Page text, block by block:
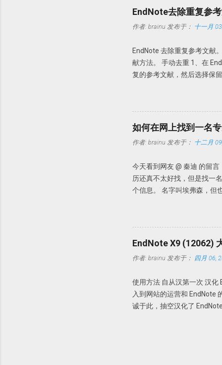
时可以缺少部分内容，如摘
命名：PDF Auto
件名都以原始名称。这样做
知道。 此处Endnote X7升
PDF文档。 具体设置 Edit-
Author + Year，今后导入的
EndNote去除重复参
作者: brainu 发布于： 十一月
EndNote 去除重复参考文献
献方法。 手动去重 1、在
复的参考文献，然后选择保
去重 其实我们完全可以把
duplicates」打勾，这样，
如何在网上找到一名
作者: brainu 发布于： 十二月
今天看到网友 @ 秦迪 的留
历还真不太好找，但是找一
个信息。 名字叫埃弗森，但
也不需要bing，因为bing中
弗森 课堂管理」搜搜看。
「有效地管理你的课堂——
找个关键词搜索一下。以关
Carolyn M. Evertson 是
（https://www.comp.org/
教授的信息，会发现更多有
EndNote X9 (12062)
作者: brainu 发布于： 四月 06,
使用方法 自从汉第一次 汉化
入到网站的运营和 EndNote
诚于此，抽空汉化了